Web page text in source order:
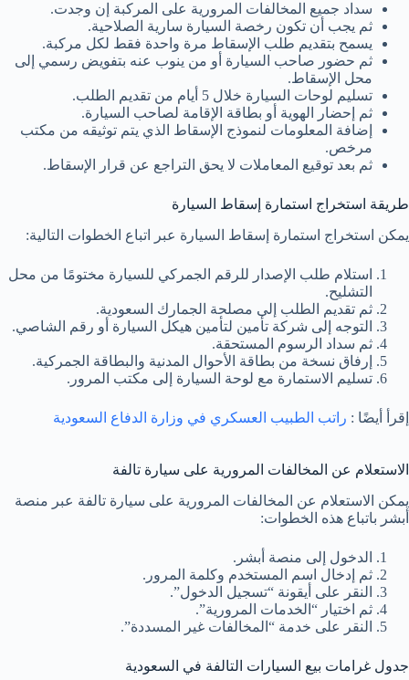
سداد جميع المخالفات المرورية على المركبة إن وجدت.
ثم يجب أن تكون رخصة السيارة سارية الصلاحية.
يسمح بتقديم طلب الإسقاط مرة واحدة فقط لكل مركبة.
ثم حضور صاحب السيارة أو من ينوب عنه بتفويض رسمي إلى
محل الإسقاط.
تسليم لوحات السيارة خلال 5 أيام من تقديم الطلب.
ثم إحضار الهوية أو بطاقة الإقامة لصاحب السيارة.
إضافة المعلومات لنموذج الإسقاط الذي يتم توثيقه من مكتب
مرخص.
ثم بعد توقيع المعاملات لا يحق التراجع عن قرار الإسقاط.
طريقة استخراج استمارة إسقاط السيارة
يمكن استخراج استمارة إسقاط السيارة عبر اتباع الخطوات التالية:
استلام طلب الإصدار للرقم الجمركي للسيارة مختومًا من محل
التشليح.
ثم تقديم الطلب إلى مصلحة الجمارك السعودية.
التوجه إلى شركة تأمين لتأمين هيكل السيارة أو رقم الشاصي.
ثم سداد الرسوم المستحقة.
إرفاق نسخة من بطاقة الأحوال المدنية والبطاقة الجمركية.
تسليم الاستمارة مع لوحة السيارة إلى مكتب المرور.
إقرأ أيضًا : راتب الطبيب العسكري في وزارة الدفاع السعودية
الاستعلام عن المخالفات المرورية على سيارة تالفة
يمكن الاستعلام عن المخالفات المرورية على سيارة تالفة عبر منصة
أبشر باتباع هذه الخطوات:
الدخول إلى منصة أبشر.
ثم إدخال اسم المستخدم وكلمة المرور.
النقر على أيقونة “تسجيل الدخول”.
ثم اختيار “الخدمات المرورية”.
النقر على خدمة “المخالفات غير المسددة”.
جدول غرامات بيع السيارات التالفة في السعودية